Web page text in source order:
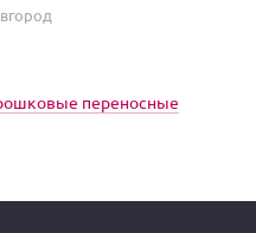
переносные